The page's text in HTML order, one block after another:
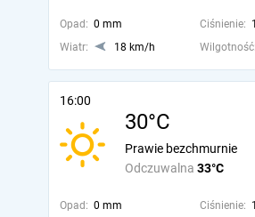
Opad: 0 mm Ciśnienie:
Wiatr:
18 km/h Wilgotność:
16:00
30°C
Odczuwalna 33°C
Prawie bezchmurnie
Opad: 0 mm Ciśnienie: